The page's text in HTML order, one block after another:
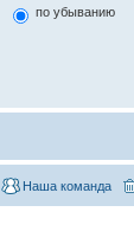
по убыванию
Наша команда